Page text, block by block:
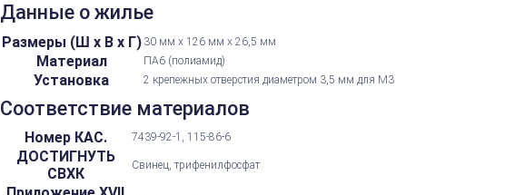
Данные о жилье
Размеры (Ш х В х Г) 30 мм х 126 мм х 26,5 мм
Материал ПА6 (полиамид)
Установка 2 крепежных отверстия диаметром 3,5 мм для M3
Соответствие материалов
Номер КАС. 7439-92-1, 115-86-6
ДОСТИГНУТЬ
СВХК
Свинец, трифенилфосфат